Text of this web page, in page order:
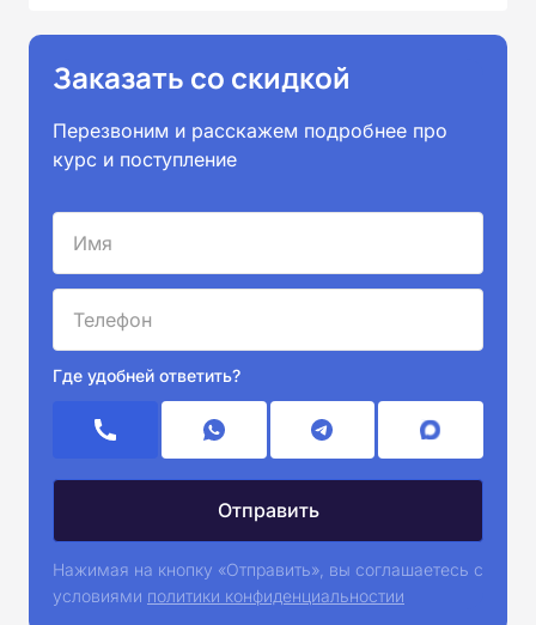
Заказать со скидкой
Перезвоним и расскажем подробнее про
курс и поступление
Где удобней ответить?
Нажимая на кнопку «Отправить», вы соглашаетесь с
условиями политики конфиденциальностии